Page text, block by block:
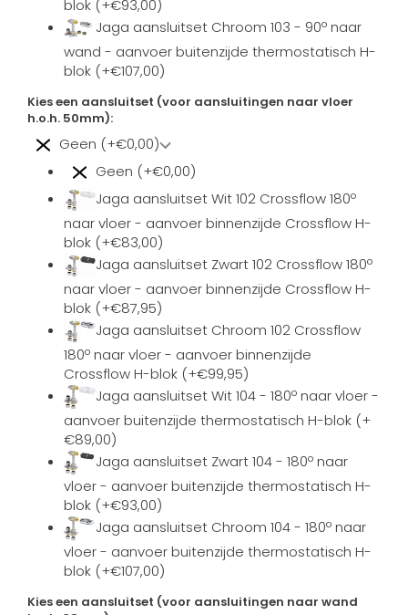
blok (+€93,00)
Jaga aansluitset Chroom 103 - 90º naar
wand - aanvoer buitenzijde thermostatisch H-
blok (+€107,00)
Kies een aansluitset (voor aansluitingen naar vloer
h.o.h. 50mm):
Geen (+€0,00)
Geen (+€0,00)
Jaga aansluitset Wit 102 Crossflow 180º
naar vloer - aanvoer binnenzijde Crossflow H-
blok (+€83,00)
Jaga aansluitset Zwart 102 Crossflow 180º
naar vloer - aanvoer binnenzijde Crossflow H-
blok (+€87,95)
Jaga aansluitset Chroom 102 Crossflow
180º naar vloer - aanvoer binnenzijde
Crossflow H-blok (+€99,95)
Jaga aansluitset Wit 104 - 180º naar vloer -
aanvoer buitenzijde thermostatisch H-blok (+
€89,00)
Jaga aansluitset Zwart 104 - 180º naar
vloer - aanvoer buitenzijde thermostatisch H-
blok (+€93,00)
Jaga aansluitset Chroom 104 - 180º naar
vloer - aanvoer buitenzijde thermostatisch H-
blok (+€107,00)
Kies een aansluitset (voor aansluitingen naar wand